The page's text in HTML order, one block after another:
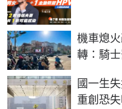
機車熄
轉：騎
國一生
重創恐